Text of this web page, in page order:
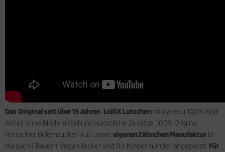
Das Original seit über 15 Jahren: LolliX Lutschermit nahezu 100% Xylit
Anteil ohne Bindemittel und künstliche Zusätze. 100% Original
finnischer Birkenzucker. Aus unsereigenen Zähnchen Manufaktur in
Maisach / Bayern. Vegan, lecker und für Kindermünder angepasst. Für